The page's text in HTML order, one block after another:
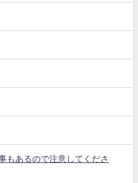
もあるので注意してくださ